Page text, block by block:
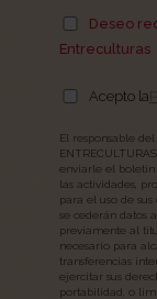
Deseo
Entreculturas
Acepto la
El responsable
enviarle el boletín
las actividades,
para el uso de
se cederán datos
previamente al
necesario para
transferencias
ejercitar sus
portabilidad, o